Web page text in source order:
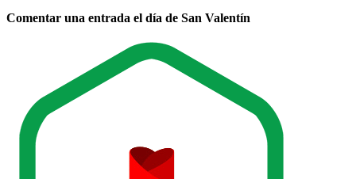
Comentar una entrada el día de San Valentín